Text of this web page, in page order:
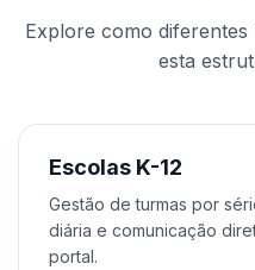
Explore como diferentes
esta
Escolas K-12
Gestão de turmas por
diária e comunicação
portal.